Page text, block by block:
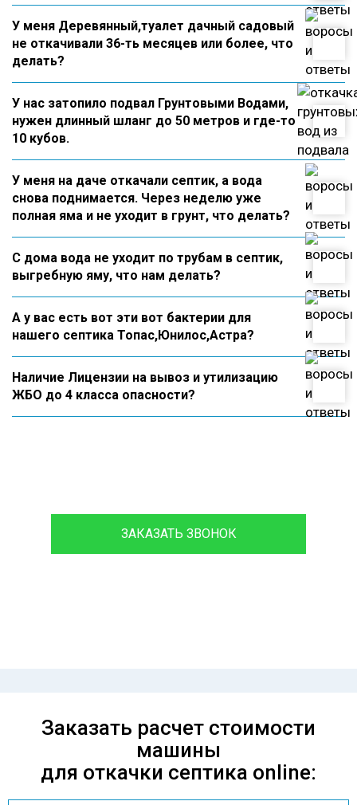
У меня Деревянный,туалет дачный садовый
не откачивали 36-ть месяцев или более, что
делать?
У нас затопило подвал Грунтовыми Водами,
нужен длинный шланг до 50 метров и где-то
10 кубов.
У меня на даче откачали септик, а вода
снова поднимается. Через неделю уже
полная яма и не уходит в грунт, что делать?
С дома вода не уходит по трубам в септик,
выгребную яму, что нам делать?
А у вас есть вот эти вот бактерии для
нашего септика Топас,Юнилос,Астра?
Наличие Лицензии на вывоз и утилизацию
ЖБО до 4 класса опасности?
ЗАКАЗАТЬ ЗВОНОК
Заказать расчет стоимости
машины
для откачки септика online: